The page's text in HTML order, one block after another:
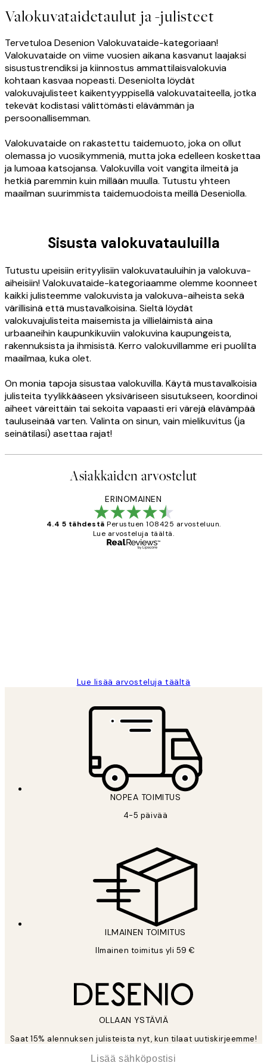
Valokuvataidetaulut ja -julisteet
Tervetuloa Desenion Valokuvataide-kategoriaan!
Valokuvataide on viime vuosien aikana kasvanut laajaksi
sisustustrendiksi ja kiinnostus ammattilaisvalokuvia
kohtaan kasvaa nopeasti. Deseniolta löydät
valokuvajulisteet kaikentyyppisellä valokuvataiteella, jotka
tekevät kodistasi välittömästi elävämmän ja
persoonallisemman.
Valokuvataide on rakastettu taidemuoto, joka on ollut
olemassa jo vuosikymmeniä, mutta joka edelleen koskettaa
ja lumoaa katsojansa. Valokuvilla voit vangita ilmeitä ja
hetkiä paremmin kuin millään muulla. Tutustu yhteen
maailman suurimmista taidemuodoista meillä Deseniolla.
Sisusta valokuvatauluilla
Tutustu upeisiin erityylisiin valokuvatauluihin ja valokuva-
aiheisiin! Valokuvataide-kategoriaamme olemme koonneet
kaikki julisteemme valokuvista ja valokuva-aiheista sekä
värillisinä että mustavalkoisina. Sieltä löydät
valokuvajulisteita maisemista ja villieläimistä aina
urbaaneihin kaupunkikuviin valokuvina kaupungeista,
rakennuksista ja ihmisistä. Kerro valokuvillamme eri puolilta
maailmaa, kuka olet.
On monia tapoja sisustaa valokuvilla. Käytä mustavalkoisia
julisteita tyylikkääseen yksiväriseen sisutukseen, koordinoi
aiheet väreittäin tai sekoita vapaasti eri värejä elävämpää
tauluseinää varten. Valinta on sinun, vain mielikuvitus (ja
seinätilasi) asettaa rajat!
Asiakkaiden arvostelut
ERINOMAINEN
4.4 5 tähdestä Perustuen 108425 arvosteluun.
Lue arvosteluja täältä.
Lue lisää arvosteluja täältä
NOPEA TOIMITUS
4-5 päivää
ILMAINEN TOIMITUS
Ilmainen toimitus yli 59 €
OLLAAN YSTÄVIÄ
Saat 15% alennuksen julisteista nyt, kun tilaat uutiskirjeemme!